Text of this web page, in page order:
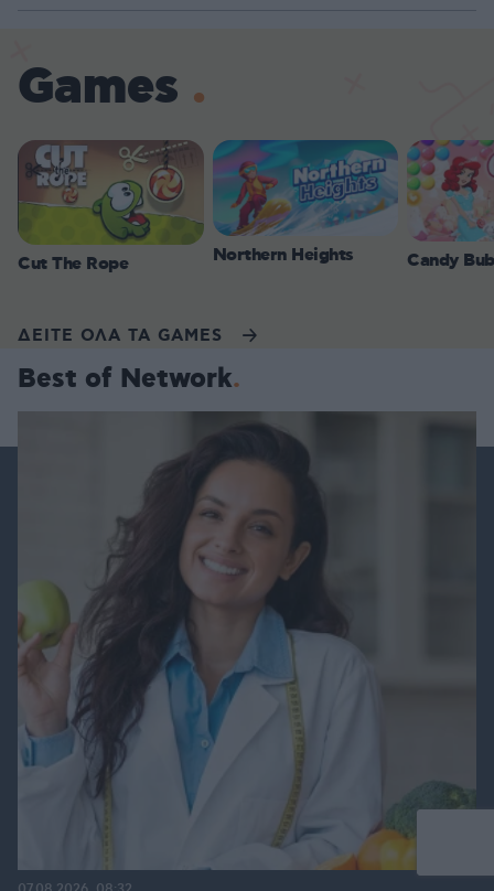
Games
Cut The Rope Northern Heights Candy
ΔΕΙΤΕ ΟΛΑ ΤΑ GAMES
Best of Network